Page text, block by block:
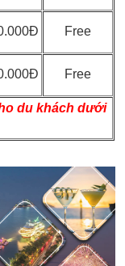
Free
Free
du khách dưới